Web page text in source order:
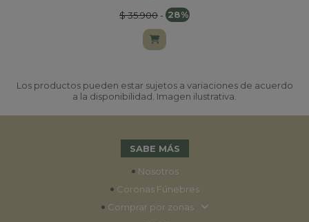
$ 35.900- 28%
Los productos pueden estar sujetos a variaciones de acuerdo
a la disponibilidad. Imagen ilustrativa.
SABE MÁS
• Nosotros
• Coronas Fúnebres
• Comprar por zonas